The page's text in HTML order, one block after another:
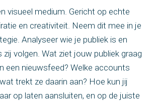
visueel medium. Gericht op echte
en creativiteit. Neem dit mee in je
Analyseer wie je publiek is en
volgen. Wat ziet jouw publiek graag
een nieuwsfeed? Welke accounts
trekt ze daarin aan? Hoe kun jij
op laten aansluiten, en op de juiste